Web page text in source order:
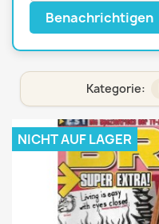
Benachrichtigen
Kategorie:
NICHT AUF LAGER